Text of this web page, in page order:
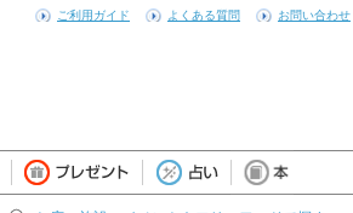
ご利用ガイド よくある質問 お問い合わせ